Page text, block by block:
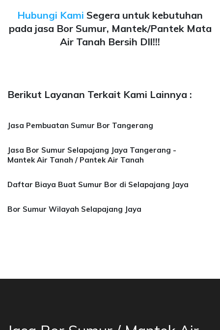
Hubungi Kami Segera untuk kebutuhan
pada jasa Bor Sumur, Mantek/Pantek Mata
Air Tanah Bersih Dll!!!
Berikut Layanan Terkait Kami Lainnya :
Jasa Pembuatan Sumur Bor Tangerang
Jasa Bor Sumur Selapajang Jaya Tangerang -
Mantek Air Tanah / Pantek Air Tanah
Daftar Biaya Buat Sumur Bor di Selapajang Jaya
Bor Sumur Wilayah Selapajang Jaya